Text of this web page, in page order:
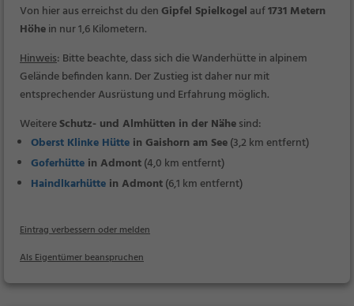
Von hier aus erreichst du denGipfel Spielkogel auf1731 Metern
Höhein nur 1,6 Kilometern.
Hinweis: Bitte beachte, dass sich die Wanderhütte in alpinem
Gelände befinden kann. Der Zustieg ist daher nur mit
entsprechender Ausrüstung und Erfahrung möglich.
WeitereSchutz- und Almhütten in der Nähesind:
Oberst Klinke Hütte in Gaishorn am See(3,2 km entfernt)
Goferhütte in Admont(4,0 km entfernt)
Haindlkarhütte in Admont(6,1 km entfernt)
Eintrag verbessern oder melden
Als Eigentümer beanspruchen